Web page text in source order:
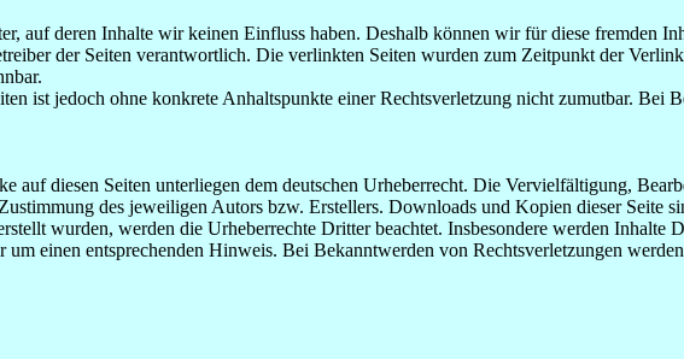
auf deren Inhalte wir keinen Einfluss haben. Deshalb können wir für diese fremden
der Seiten verantwortlich. Die verlinkten Seiten wurden zum Zeitpunkt der
ist jedoch ohne konkrete Anhaltspunkte einer Rechtsverletzung nicht zumutbar. Bei
auf diesen Seiten unterliegen dem deutschen Urheberrecht. Die Vervielfältigung,
des jeweiligen Autors bzw. Erstellers. Downloads und Kopien dieser Seite
wurden, werden die Urheberrechte Dritter beachtet. Insbesondere werden Inhalte
einen entsprechenden Hinweis. Bei Bekanntwerden von Rechtsverletzungen